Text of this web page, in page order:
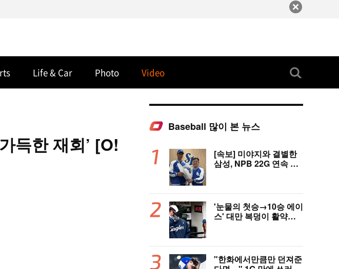
Life & Car Photo Video
득한 재회’ [O!
Baseball 많이 본 뉴스
[속보] 미야지와 결별한
삼성, NPB 22G 연속 무
'눈물의 첫승→10승 에이
스' 대만 복덩이 활약에
"한화에서만큼만 던져준